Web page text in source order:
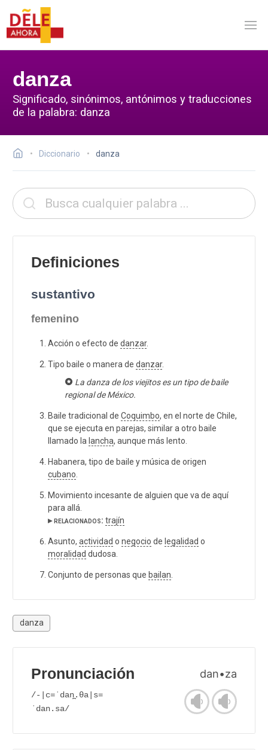
danza
Significado, sinónimos, antónimos y traducciones
de la palabra: danza
Diccionario danza
Definiciones
sustantivo
femenino
Acción o efecto de danzar.
Tipo baile o manera de danzar.
La danza de los viejitos es un tipo de baile
regional de México.
Baile tradicional de Coquimbo, en el norte de Chile,
que se ejecuta en parejas, similar a otro baile
llamado la lancha, aunque más lento.
Habanera, tipo de baile y música de origen
cubano
Movimiento incesante de alguien que va de aquí
para allá.
▸ relacionados: trajín
Asunto, actividad o negocio de legalidad o
moralidad dudosa.
Conjunto de personas que bailan
danza
Pronunciación dan•za
/-|c=ˈdan̪.θa|s=
ˈdan.sa/